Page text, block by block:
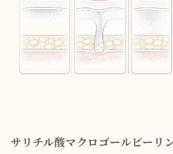
サリチル酸マクロゴールピーリ